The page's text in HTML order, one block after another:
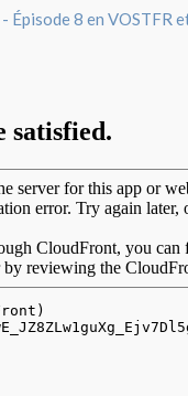
Épisode 8 en VOSTFR